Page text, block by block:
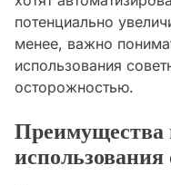
потенциально
менее, важно
использования
осторожностью.
Преимущества
использования